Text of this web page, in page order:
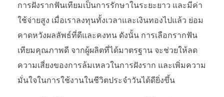
การฝังรากฟันเทียมเป็นการรักษาในระยะยาว และมีค่า
ใช้จ่ายสูง เมื่อเราลงทุนทั้งเวลาและเงินทองไปแล้ว ย่อม
คาดหวังผลลัพธ์ที่ดีและคงทน ดังนั้น การเลือกรากฟัน
เทียมคุณภาพดี จากผู้ผลิตที่ได้มาตรฐาน จะช่วยให้ลด
ความเสี่ยงของการล้มเหลวในการฝังราก และเพิ่มความ
มั่นใจในการใช้งานในชีวิตประจำวันได้ดียิ่งขึ้น